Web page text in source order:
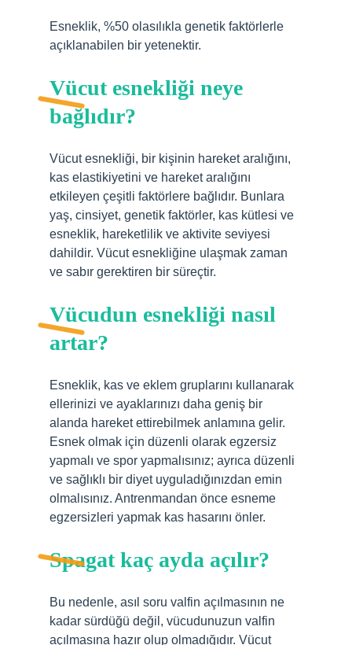
Esneklik, %50 olasılıkla genetik faktörlerle
açıklanabilen bir yetenektir.
Vücut esnekliği neye
bağlıdır?
Vücut esnekliği, bir kişinin hareket aralığını,
kas elastikiyetini ve hareket aralığını
etkileyen çeşitli faktörlere bağlıdır. Bunlara
yaş, cinsiyet, genetik faktörler, kas kütlesi ve
esneklik, hareketlilik ve aktivite seviyesi
dahildir. Vücut esnekliğine ulaşmak zaman
ve sabır gerektiren bir süreçtir.
Vücudun esnekliği nasıl
artar?
Esneklik, kas ve eklem gruplarını kullanarak
ellerinizi ve ayaklarınızı daha geniş bir
alanda hareket ettirebilmek anlamına gelir.
Esnek olmak için düzenli olarak egzersiz
yapmalı ve spor yapmalısınız; ayrıca düzenli
ve sağlıklı bir diyet uyguladığınızdan emin
olmalısınız. Antrenmandan önce esneme
egzersizleri yapmak kas hasarını önler.
Spagat kaç ayda açılır?
Bu nedenle, asıl soru valfin açılmasının ne
kadar sürdüğü değil, vücudunuzun valfin
açılmasına hazır olup olmadığıdır. Vücut